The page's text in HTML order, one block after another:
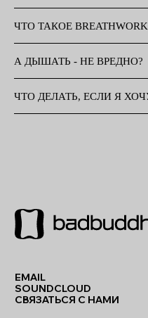
ЧТО ТАКОЕ
А ДЫШАТЬ - НЕ ВРЕДНО?
ЧТО ДЕЛАТЬ, ЕСЛИ Я